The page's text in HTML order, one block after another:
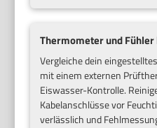
Thermometer und
Vergleiche dein
mit einem externen
Eiswasser-Kontrolle.
Kabelanschlüsse vor
verlässlich und